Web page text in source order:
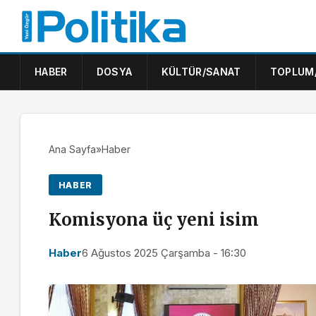
HABER DOSYA KÜLTÜR/SANAT
Ana Sayfa»Haber
HABER
Komisyona üç yeni isim
Haber6 Ağustos 2025 Çarşamba - 16:30